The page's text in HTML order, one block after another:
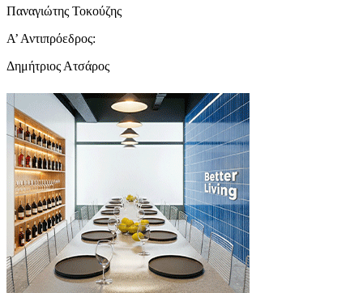
Παναγιώτης Τοκούζης
Α’ Αντιπρόεδρος:
Δημήτριος Ατσάρος